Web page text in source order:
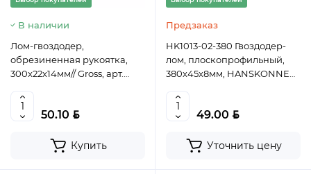
В наличии
Лом-гвоздодер,
обрезиненная рукоятка,
300x22x14мм// Gross, арт.
50.10 BYN
Купить
Предзаказ
HK1013-02-380 Гвоздодер-
лом, плоскопрофильный,
380x45x8мм, HANSKONNER,
49.00 BYN
Уточнить цену